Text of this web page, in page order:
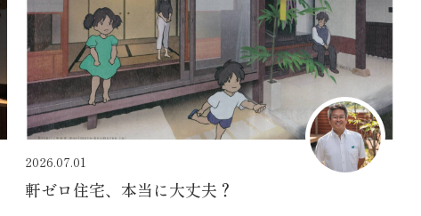
2026.07.01
軒ゼロ住宅、本当に大丈夫？